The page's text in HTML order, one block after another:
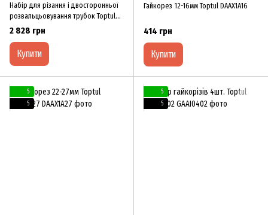
Набір для різання і двосторонньої
розвальцьовування трубок Toptul
JGAI1002
2 828 грн
Купити
Гайкорез 12-16мм Toptul DAAX1A16
414 грн
Купити
5
5
5
5